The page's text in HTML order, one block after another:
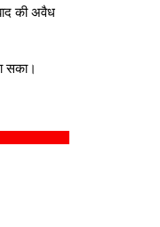
की अवैध
सका।